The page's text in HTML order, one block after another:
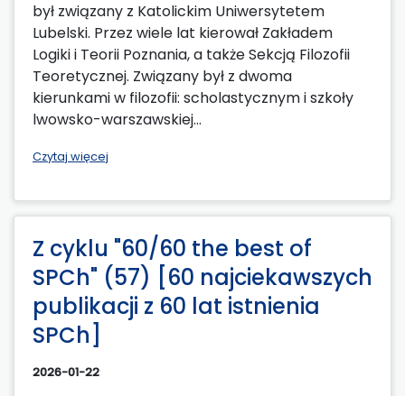
był związany z Katolickim Uniwersytetem
Lubelski. Przez wiele lat kierował Zakładem
Logiki i Teorii Poznania, a także Sekcją Filozofii
Teoretycznej. Związany był z dwoma
kierunkami w filozofii: scholastycznym i szkoły
lwowsko-warszawskiej...
Czytaj więcej
Z cyklu "60/60 the best of
SPCh" (57) [60 najciekawszych
publikacji z 60 lat istnienia
SPCh]
2026-01-22